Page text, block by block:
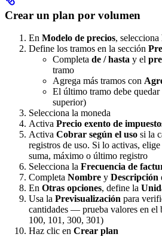
Crear un plan por volumen
En Modelo de precios, selecciona
Define los tramos en la sección
Completa de / hasta y el
tramo
Agrega más tramos con
El último tramo debe quedar
superior)
Selecciona la moneda
Activa Precio exento de
Activa Cobrar según el uso si la
registros de uso. Si lo activas,
suma, máximo o último registro
Selecciona la Frecuencia de
Completa Nombre y Descripción
En Otras opciones, define la
Usa la Previsualización para
cantidades — prueba valores en el
100, 101, 300, 301)
Haz clic en Crear plan